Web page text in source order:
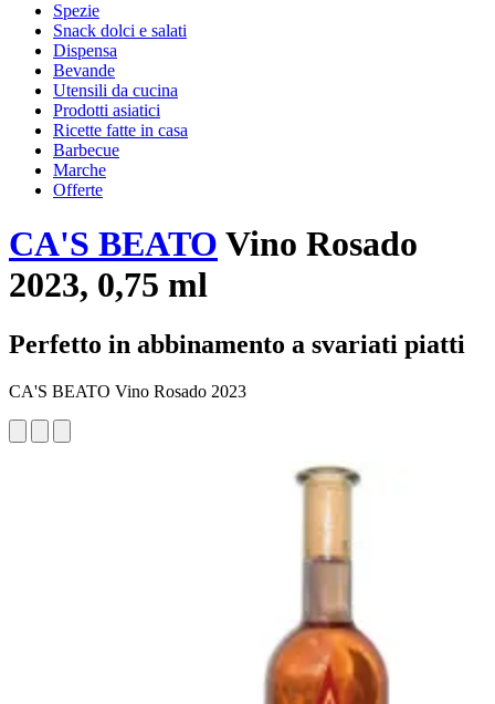
Spezie
Snack dolci e salati
Dispensa
Bevande
Utensili da cucina
Prodotti asiatici
Ricette fatte in casa
Barbecue
Marche
Offerte
CA'S BEATO Vino Rosado
2023, 0,75 ml
Perfetto in abbinamento a svariati piatti
CA'S BEATO Vino Rosado 2023